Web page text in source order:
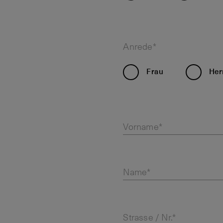
Anrede*
Frau
Vorname*
Name*
Strasse / Nr.*